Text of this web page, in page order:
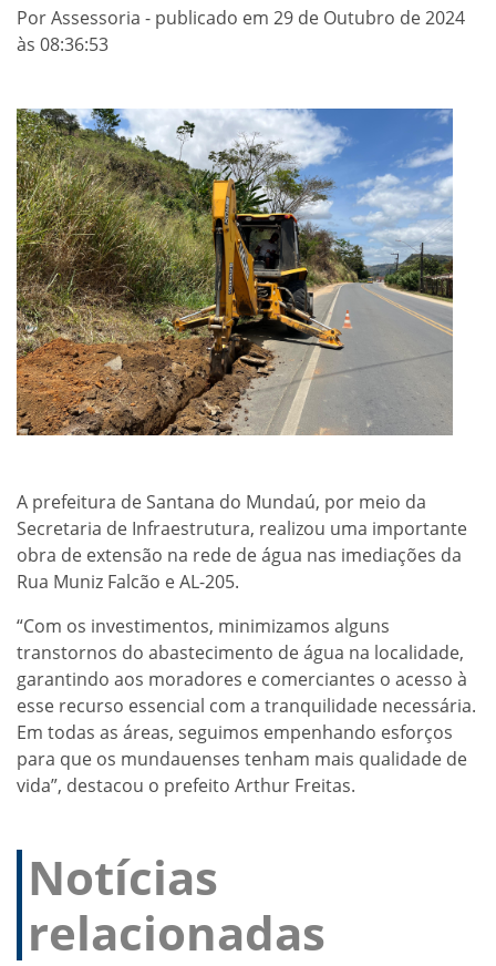
Por Assessoria - publicado em 29 de Outubro de 2024
às 08:36:53
A prefeitura de Santana do Mundaú, por meio da
Secretaria de Infraestrutura, realizou uma importante
obra de extensão na rede de água nas imediações da
Rua Muniz Falcão e AL-205.
“Com os investimentos, minimizamos alguns
transtornos do abastecimento de água na localidade,
garantindo aos moradores e comerciantes o acesso à
esse recurso essencial com a tranquilidade necessária.
Em todas as áreas, seguimos empenhando esforços
para que os mundauenses tenham mais qualidade de
vida”, destacou o prefeito Arthur Freitas.
Notícias
relacionadas